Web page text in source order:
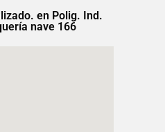
en Polig. Ind.
nave 166